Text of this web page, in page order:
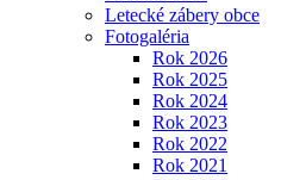
Letecké zábery obce
Fotogaléria
Rok 2026
Rok 2025
Rok 2024
Rok 2023
Rok 2022
Rok 2021